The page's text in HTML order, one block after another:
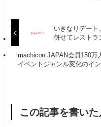
いきなりデート
併せてレストラ
machicon JAPAN会員150万
イベントジャンル変化のイ
この記事を書いた